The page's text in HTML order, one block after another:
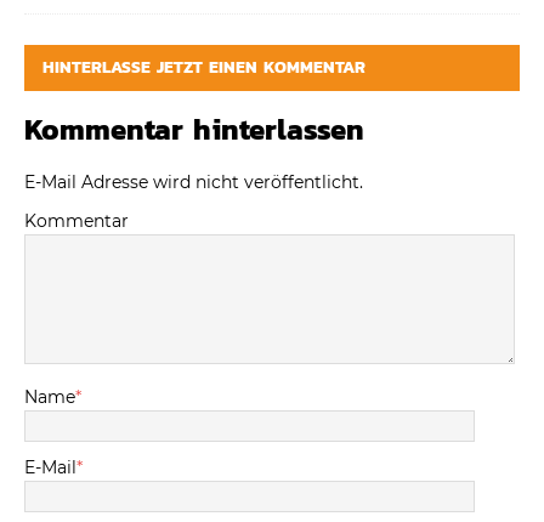
HINTERLASSE JETZT EINEN KOMMENTAR
Kommentar hinterlassen
E-Mail Adresse wird nicht veröffentlicht.
Kommentar
Name*
E-Mail*